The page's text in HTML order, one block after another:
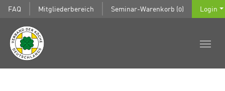
FAQ Mitgliederbereich Seminar-Warenkorb (0) Login